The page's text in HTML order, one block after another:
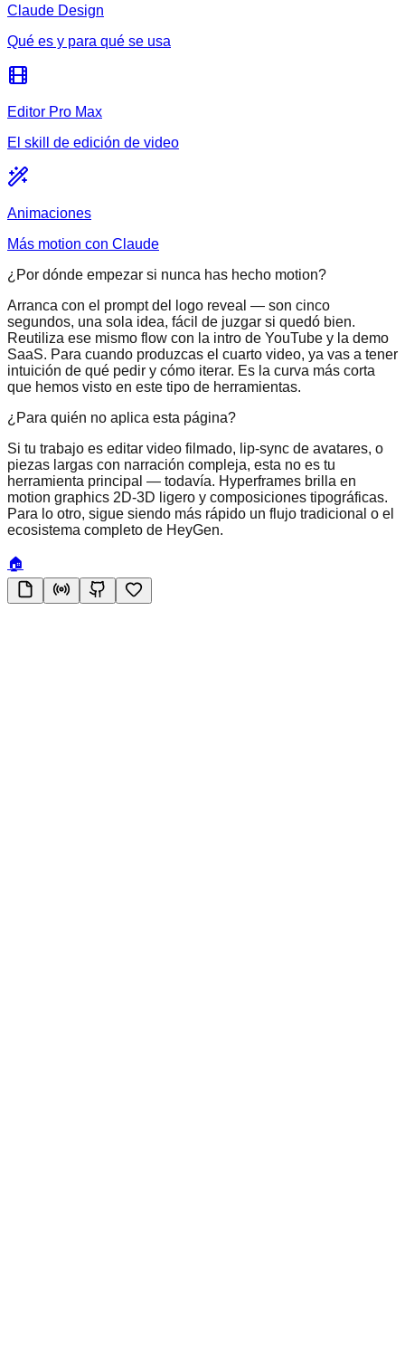
Claude Design
Qué es y para qué se usa
Editor Pro Max
El skill de edición de video
Animaciones
Más motion con Claude
¿Por dónde empezar si nunca has hecho motion?
Arranca con el prompt del logo reveal — son cinco
segundos, una sola idea, fácil de juzgar si quedó bien.
Reutiliza ese mismo flow con la intro de YouTube y la demo
SaaS. Para cuando produzcas el cuarto video, ya vas a tener
intuición de qué pedir y cómo iterar. Es la curva más corta
que hemos visto en este tipo de herramientas.
¿Para quién no aplica esta página?
Si tu trabajo es editar video filmado, lip-sync de avatares, o
piezas largas con narración compleja, esta no es tu
herramienta principal — todavía. Hyperframes brilla en
motion graphics 2D-3D ligero y composiciones tipográficas.
Para lo otro, sigue siendo más rápido un flujo tradicional o el
ecosistema completo de HeyGen.
🏠